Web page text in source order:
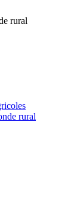
rural
rural